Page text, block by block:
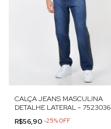
CALÇA JEANS MASCULINA
DETALHE LATERAL - 7523036
R$56,90 -25%OFF